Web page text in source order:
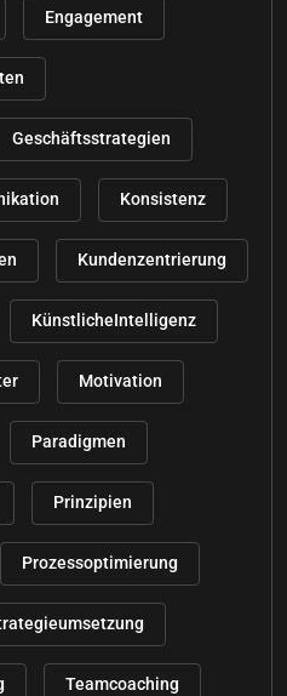
Engagement
Geschäftsstrategien
Konsistenz
Kundenzentrierung
KünstlicheIntelligenz
Motivation
Paradigmen
Prinzipien
Prozessoptimierung
Teamcoaching